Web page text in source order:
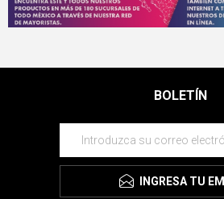
BOLETÍN
INGRESA TU